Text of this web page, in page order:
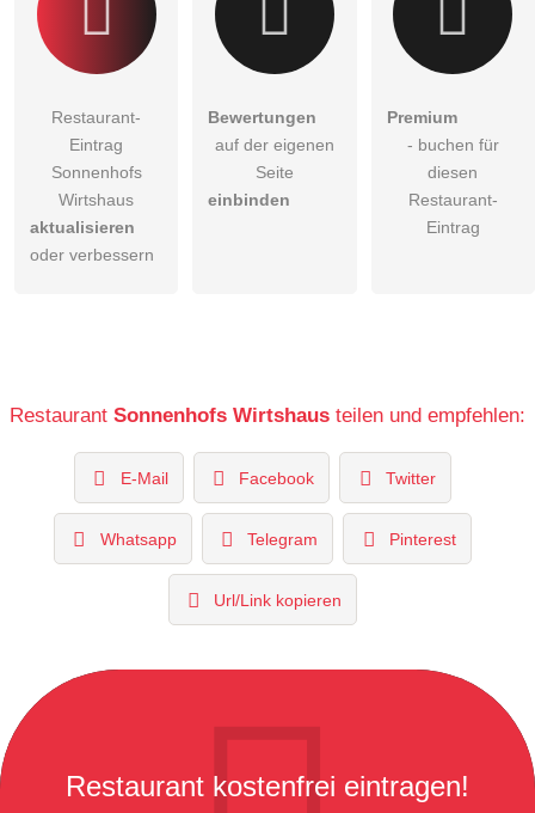
Restaurant-
Eintrag
Sonnenhofs
Wirtshaus
aktualisieren
oder verbessern
Bewertungen
auf der eigenen
Seite
einbinden
Premium
- buchen für
diesen
Restaurant-
Eintrag
Restaurant Sonnenhofs Wirtshaus teilen und empfehlen:
E-Mail Facebook Twitter
Whatsapp Telegram Pinterest
Url/Link kopieren
Restaurant kostenfrei eintragen!